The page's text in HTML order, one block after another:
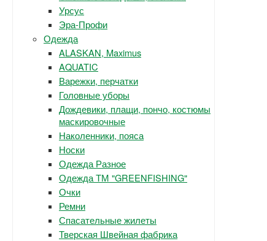
Урсус
Эра-Профи
Одежда
ALASKAN, Maximus
AQUATIC
Варежки, перчатки
Головные уборы
Дождевики, плащи, пончо, костюмы
маскировочные
Наколенники, пояса
Носки
Одежда Разное
Одежда ТМ "GREENFISHING"
Очки
Ремни
Спасательные жилеты
Тверская Швейная фабрика